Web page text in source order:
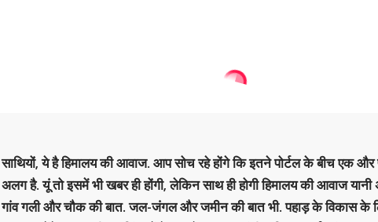
साथियों, ये है हिमालय की आवाज. आप सोच रहे होंगे कि इतने पोर्टल के बीच एक और
अलग है. यूं तो इसमें भी खबर ही होंगी, लेकिन साथ ही होगी हिमालय की आवाज
गांव गली और चौक की बात. जल-जंगल और जमीन की बात भी. पहाड़ के विकास के